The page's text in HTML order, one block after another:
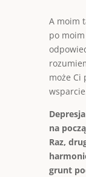
A moim
po
może Ci
na
Raz,
grunt